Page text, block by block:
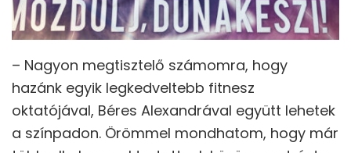
– Nagyon megtisztelő számomra, hogy
hazánk egyik legkedveltebb fitnesz
oktatójával, Béres Alexandrával együtt lehetek
a színpadon. Örömmel mondhatom, hogy már